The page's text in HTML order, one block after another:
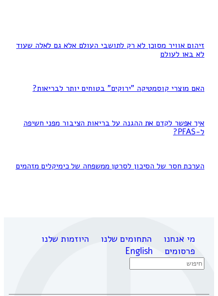
זיהום אוויר מסוכן לא רק לתושבי העולם אלא גם לאלה שעוד
לא באו לעולם
האם מוצרי קוסמטיקה "ירוקים" בטוחים יותר לבריאות?
איך אפשר לקדם את ההגנה על בריאות הציבור מפני חשיפה
ל-PFAS?
הערכת חסר של הסיכון לסרטן ממשפחה של כימיקלים מזהמים
מי אנחנו התחומים שלנו
היוזמות שלנו
פרסומים
English
Search